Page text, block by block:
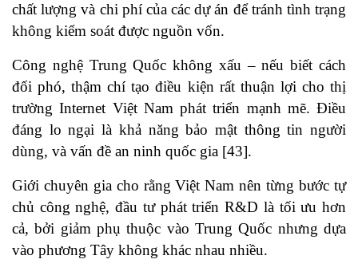
chất lượng và chi phí của các dự án để tránh tình trạng
không kiểm soát được nguồn vốn.
Công nghệ Trung Quốc không xấu – nếu biết cách
đối phó, thậm chí tạo điều kiện rất thuận lợi cho thị
trường Internet Việt Nam phát triển mạnh mẽ. Điều
đáng lo ngại là khả năng bảo mật thông tin người
dùng, và vấn đề an ninh quốc gia [43].
Giới chuyên gia cho rằng Việt Nam nên từng bước tự
chủ công nghệ, đầu tư phát triển R&D là tối ưu hơn
cả, bởi giảm phụ thuộc vào Trung Quốc nhưng dựa
vào phương Tây không khác nhau nhiều.